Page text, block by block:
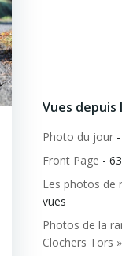
Vues depuis
Photo du jour-
Front Page -
Les photos de
vues
Photos de la
Clochers Tors »